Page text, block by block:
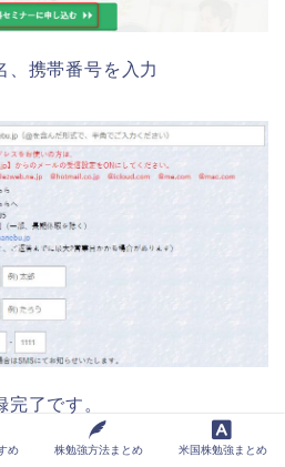
携帯番号を入力
了です。
め 株勉強方法まとめ 米国株勉強まとめ